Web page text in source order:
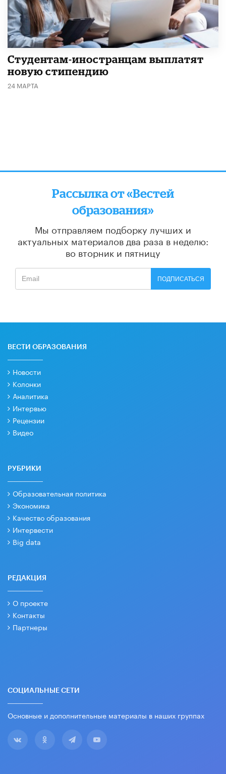
Студентам-иностранцам выплатят
новую стипендию
24 МАРТА
Рассылка от «Вестей
образования»
Мы отправляем подборку лучших и
актуальных материалов два раза в неделю:
во вторник и пятницу
ПОДПИСАТЬСЯ
ВЕСТИ ОБРАЗОВАНИЯ
Новости
Колонки
Аналитика
Интервью
Рецензии
Видео
РУБРИКИ
Образовательная политика
Экономика
Качество образования
Интервести
Big data
РЕДАКЦИЯ
О проекте
Контакты
Партнеры
СОЦИАЛЬНЫЕ СЕТИ
Основные и дополнительные материалы в наших группах